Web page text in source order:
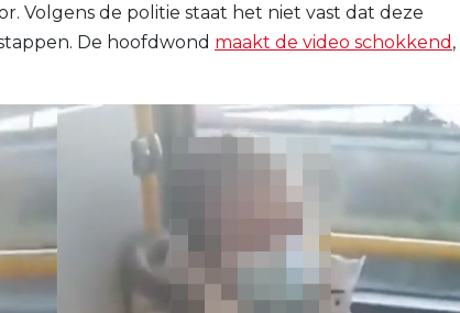
Volgens de politie staat het niet vast dat deze
De hoofdwond maakt de video schokkend ,